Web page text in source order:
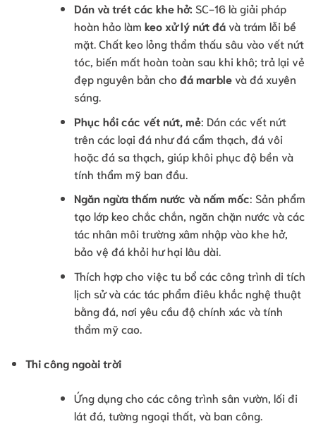
Dán và trét các khe hở: SC-16 là giải pháp
hoàn hảo làm keo xử lý nứt đávà trám lỗi bề
mặt. Chất keo lỏng thẩm thấu sâu vào vết nứt
tóc, biến mất hoàn toàn sau khi khô; trả lại vẻ
đẹp nguyên bản chođá marblevà đá xuyên
sáng.
Phục hồi các vết nứt, mẻ: Dán các vết nứt
trên các loại đá như đá cẩm thạch, đá vôi
hoặc đá sa thạch, giúp khôi phục độ bền và
tính thẩm mỹ ban đầu.
Ngăn ngừa thấm nước và nấm mốc: Sản phẩm
tạo lớp keo chắc chắn, ngăn chặn nước và các
tác nhân môi trường xâm nhập vào khe hở,
bảo vệ đá khỏi hư hại lâu dài.
Thích hợp cho việc tu bổ các công trình di tích
lịch sử và các tác phẩm điêu khắc nghệ thuật
bằng đá, nơi yêu cầu độ chính xác và tính
thẩm mỹ cao.
Thi công ngoài trời
Ứng dụng cho các công trình sân vườn, lối đi
lát đá, tường ngoại thất, và ban công.